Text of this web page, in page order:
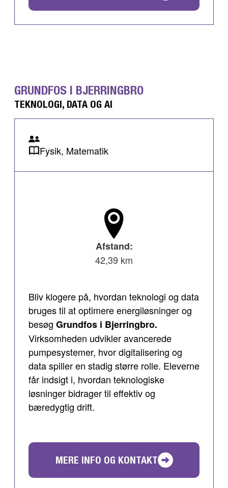
GRUNDFOS I BJERRINGBRO
TEKNOLOGI, DATA OG AI
Fysik, Matematik
Afstand:
42,39 km
Bliv klogere på, hvordan teknologi og data
bruges til at optimere energiløsninger og
besøg Grundfos i Bjerringbro.
Virksomheden udvikler avancerede
pumpesystemer, hvor digitalisering og
data spiller en stadig større rolle. Eleverne
får indsigt i, hvordan teknologiske
løsninger bidrager til effektiv og
bæredygtig drift.
MERE INFO OG KONTAKT